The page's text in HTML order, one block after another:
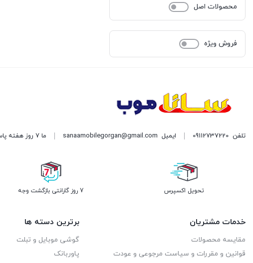
محصولات اصل
فروش ویژه
تلفن 09112737220 ایمیل sanaamobilegorgan@gmail.com ما 7 روز هفته پاسخگوی شما هستیم. | آدرس: گرگان میدان سرخواجه نبش امام رضا دست چپ
تحویل اکسپرس 7 روز گارانتی بازگشت وجه
خدمات مشتریان
مقایسه محصولات
قوانین و مقررات و سیاست مرجوعی و عودت
برترین دسته ها
گوشی موبایل و تبلت
پاوربانک